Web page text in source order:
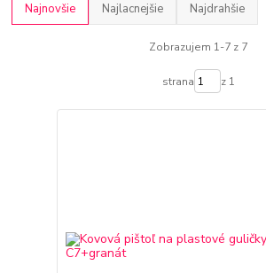
Najnovšie Najlacnejšie Najdrahšie
Zobrazujem 1-7 z 7
strana z 1